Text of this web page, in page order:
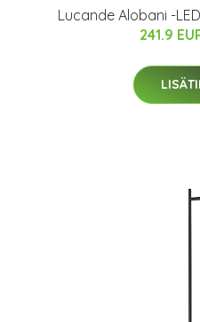
Lucande Alobani -
241.9